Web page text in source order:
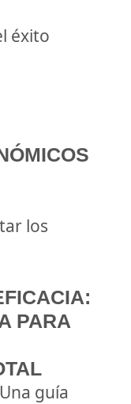
éxito
los
PARA
guía